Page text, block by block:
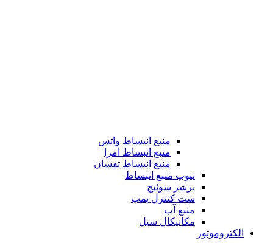
منبع انبساط واتس
منبع انبساط امرا
منبع انبساط تفسان
تیوپ منبع انبساط
پرشر سوئیچ
ست کنترل پمپ
منبع آب
مکانیکال سیل
الکتروموتور